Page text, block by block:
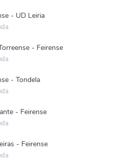
- UD Leiria
- Feirense
- Tondela
- Feirense
- Feirense